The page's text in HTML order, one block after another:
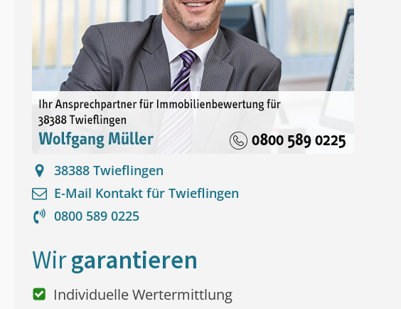
38388 Twieflingen
E-Mail Kontakt für Twieflingen
0800 589 0225
Wirgarantieren
Individuelle Wertermittlung